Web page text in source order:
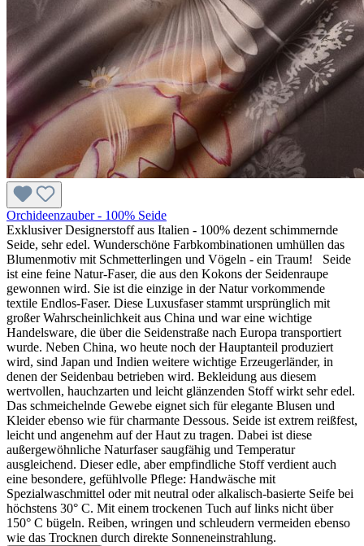
Orchideenzauber - 100% Seide
Exklusiver Designerstoff aus Italien - 100% dezent schimmernde
Seide, sehr edel. Wunderschöne Farbkombinationen umhüllen das
Blumenmotiv mit Schmetterlingen und Vögeln - ein Traum! Seide
ist eine feine Natur-Faser, die aus den Kokons der Seidenraupe
gewonnen wird. Sie ist die einzige in der Natur vorkommende
textile Endlos-Faser. Diese Luxusfaser stammt ursprünglich mit
großer Wahrscheinlichkeit aus China und war eine wichtige
Handelsware, die über die Seidenstraße nach Europa transportiert
wurde. Neben China, wo heute noch der Hauptanteil produziert
wird, sind Japan und Indien weitere wichtige Erzeugerländer, in
denen der Seidenbau betrieben wird. Bekleidung aus diesem
wertvollen, hauchzarten und leicht glänzenden Stoff wirkt sehr edel.
Das schmeichelnde Gewebe eignet sich für elegante Blusen und
Kleider ebenso wie für charmante Dessous. Seide ist extrem reißfest,
leicht und angenehm auf der Haut zu tragen. Dabei ist diese
außergewöhnliche Naturfaser saugfähig und Temperatur
ausgleichend. Dieser edle, aber empfindliche Stoff verdient auch
eine besondere, gefühlvolle Pflege: Handwäsche mit
Spezialwaschmittel oder mit neutral oder alkalisch-basierte Seife bei
höchstens 30° C. Mit einem trockenen Tuch auf links nicht über
150° C bügeln. Reiben, wringen und schleudern vermeiden ebenso
wie das Trocknen durch direkte Sonneneinstrahlung.